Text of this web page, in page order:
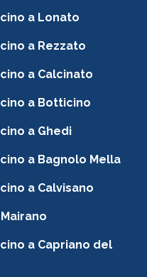
a Lonato
a Rezzato
a Calcinato
a Botticino
a Ghedi
a Bagnolo Mella
a Calvisano
a Capriano del